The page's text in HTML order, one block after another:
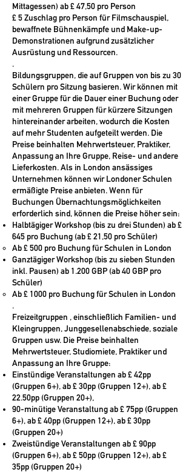
Mittagessen) ab £ 47,50 pro Person
£ 5 Zuschlag pro Person für Filmschauspiel,
bewaffnete Bühnenkämpfe und Make-up-
Demonstrationen aufgrund zusätzlicher
Ausrüstung und Ressourcen.
.
Bildungsgruppen, die auf Gruppen von bis zu 30
Schülern pro Sitzung basieren. Wir können mit
einer Gruppe für die Dauer einer Buchung oder
mit mehreren Gruppen für kürzere Sitzungen
hintereinander arbeiten, wodurch die Kosten
auf mehr Studenten aufgeteilt werden. Die
Preise beinhalten Mehrwertsteuer, Praktiker,
Anpassung an Ihre Gruppe, Reise- und andere
Lieferkosten. Als in London ansässiges
Unternehmen können wir Londoner Schulen
ermäßigte Preise anbieten. Wenn für
Buchungen Übernachtungsmöglichkeiten
erforderlich sind, können die Preise höher sein:
Halbtägiger Workshop (bis zu drei Stunden) ab £
645 pro Buchung (ab £ 21,50 pro Schüler)
Ab £ 500 pro Buchung für Schulen in London
Ganztägiger Workshop (bis zu sieben Stunden
inkl. Pausen) ab 1.200 GBP (ab 40 GBP pro
Schüler)
Ab £ 1000 pro Buchung für Schulen in London
.
Freizeitgruppen , einschließlich Familien- und
Kleingruppen, Junggesellenabschiede, soziale
Gruppen usw. Die Preise beinhalten
Mehrwertsteuer, Studiomiete, Praktiker und
Anpassung an Ihre Gruppe:
Einstündige Veranstaltungen ab £ 42pp
(Gruppen 6+), ab £ 30pp (Gruppen 12+), ab £
22.50pp (Gruppen 20+),
90-minütige Veranstaltung ab £ 75pp (Gruppen
6+), ab £ 40pp (Gruppen 12+), ab £ 30pp
(Gruppen 20+)
Zweistündige Veranstaltungen ab £ 90pp
(Gruppen 6+), ab £ 50pp (Gruppen 12+), ab £
35pp (Gruppen 20+)